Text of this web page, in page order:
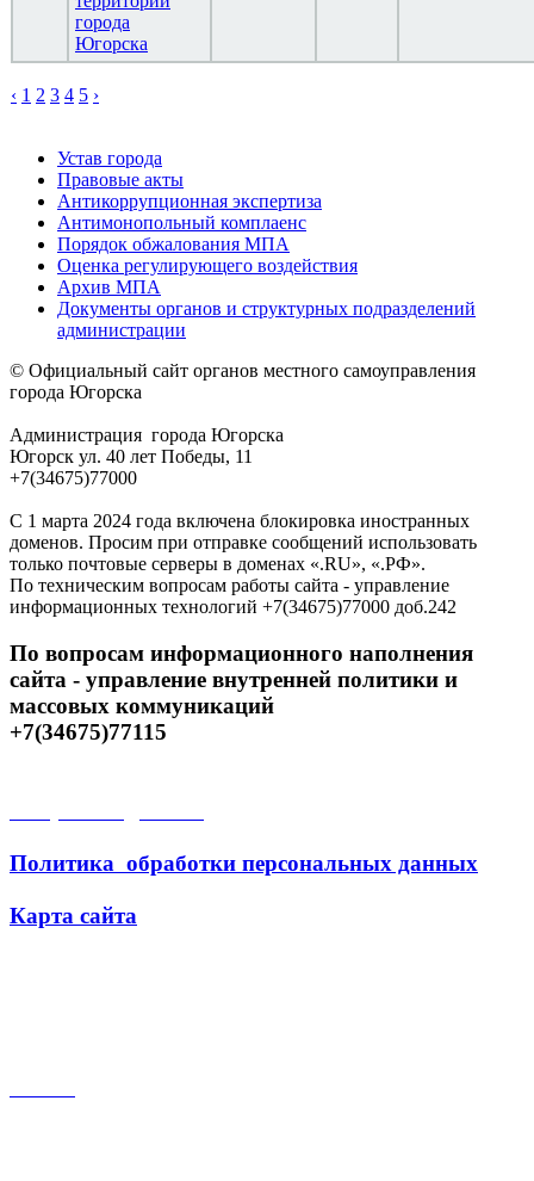
города
Югорска
‹ 1 2 3 4 5 ›
Устав города
Правовые акты
Антикоррупционная экспертиза
Антимонопольный комплаенс
Порядок обжалования МПА
Оценка регулирующего воздействия
Архив МПА
Документы органов и структурных подразделений
администрации
© Официальный сайт органов местного самоуправления
города Югорска
Администрация города Югорска
Югорск ул. 40 лет Победы, 11
+7(34675)77000
С 1 марта 2024 года включена блокировка иностранных
доменов. Просим при отправке сообщений использовать
только почтовые серверы в доменах «.RU», «.РФ».
По техническим вопросам работы сайта - управление
информационных технологий +7(34675)77000 доб.242
По вопросам информационного наполнения
сайта - управление внутренней политики и
массовых коммуникаций
+7(34675)77115
Политика обработки персональных данных
Карта сайта